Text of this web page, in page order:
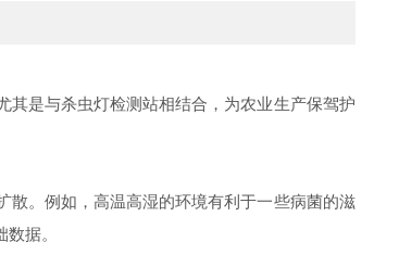
其是与杀虫灯检测站相结合，为农业生产保驾护
散。例如，高温高湿的环境有利于一些病菌的滋
据。